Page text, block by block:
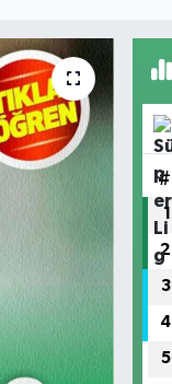
#
1
2
3
4
5